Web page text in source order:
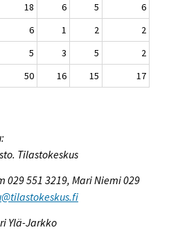
18 6 5
6
6 1 2
2
5 3 5
2
50 16 15 17
Tilastokeskus
551 3219, Mari Niemi 029
Ylä-Jarkko